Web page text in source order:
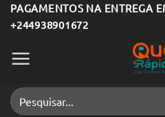
Skip
to
content
PAGAMENTOS NA ENTREGA
+244938901672
Pesquisar
por: